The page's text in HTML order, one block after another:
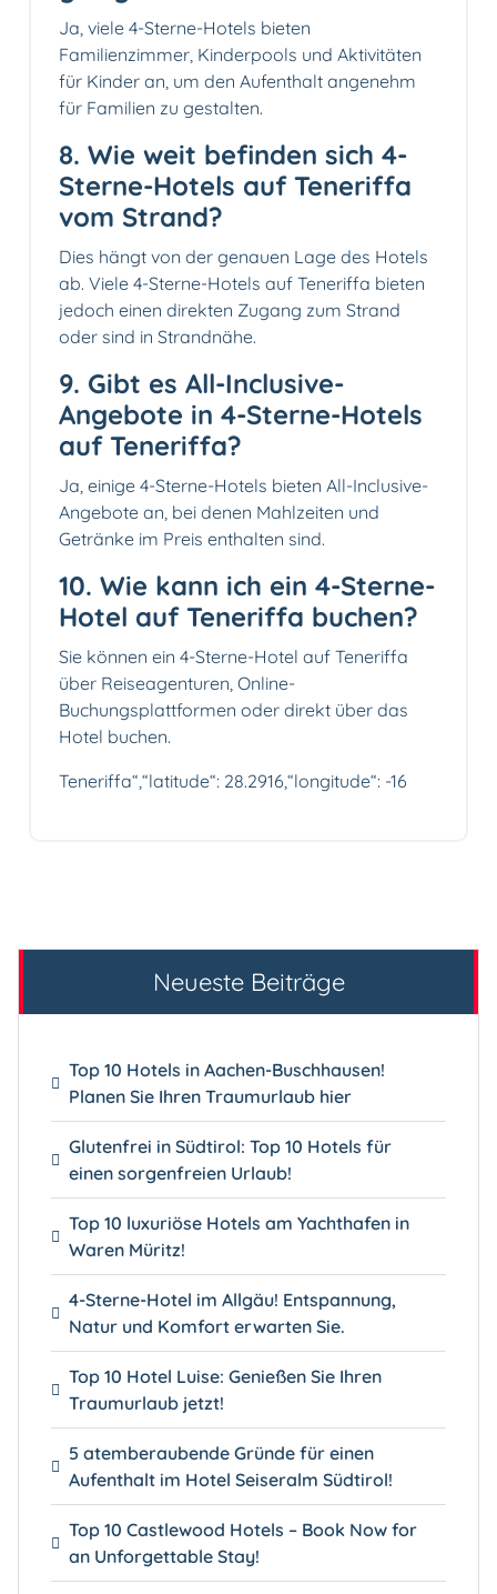
Ja, viele 4-Sterne-Hotels bieten
Familienzimmer, Kinderpools und Aktivitäten
für Kinder an, um den Aufenthalt angenehm
für Familien zu gestalten.
8. Wie weit befinden sich 4-
Sterne-Hotels auf Teneriffa
vom Strand?
Dies hängt von der genauen Lage des Hotels
ab. Viele 4-Sterne-Hotels auf Teneriffa bieten
jedoch einen direkten Zugang zum Strand
oder sind in Strandnähe.
9. Gibt es All-Inclusive-
Angebote in 4-Sterne-Hotels
auf Teneriffa?
Ja, einige 4-Sterne-Hotels bieten All-Inclusive-
Angebote an, bei denen Mahlzeiten und
Getränke im Preis enthalten sind.
10. Wie kann ich ein 4-Sterne-
Hotel auf Teneriffa buchen?
Sie können ein 4-Sterne-Hotel auf Teneriffa
über Reiseagenturen, Online-
Buchungsplattformen oder direkt über das
Hotel buchen.
Teneriffa“,“latitude“: 28.2916,“longitude“: -16
Neueste Beiträge
Top 10 Hotels in Aachen-Buschhausen!
Planen Sie Ihren Traumurlaub hier
Glutenfrei in Südtirol: Top 10 Hotels für
einen sorgenfreien Urlaub!
Top 10 luxuriöse Hotels am Yachthafen in
Waren Müritz!
4-Sterne-Hotel im Allgäu! Entspannung,
Natur und Komfort erwarten Sie.
Top 10 Hotel Luise: Genießen Sie Ihren
Traumurlaub jetzt!
5 atemberaubende Gründe für einen
Aufenthalt im Hotel Seiseralm Südtirol!
Top 10 Castlewood Hotels – Book Now for
an Unforgettable Stay!